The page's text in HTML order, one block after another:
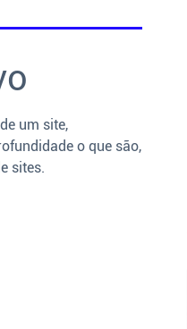
um site,
o que são,
sites.